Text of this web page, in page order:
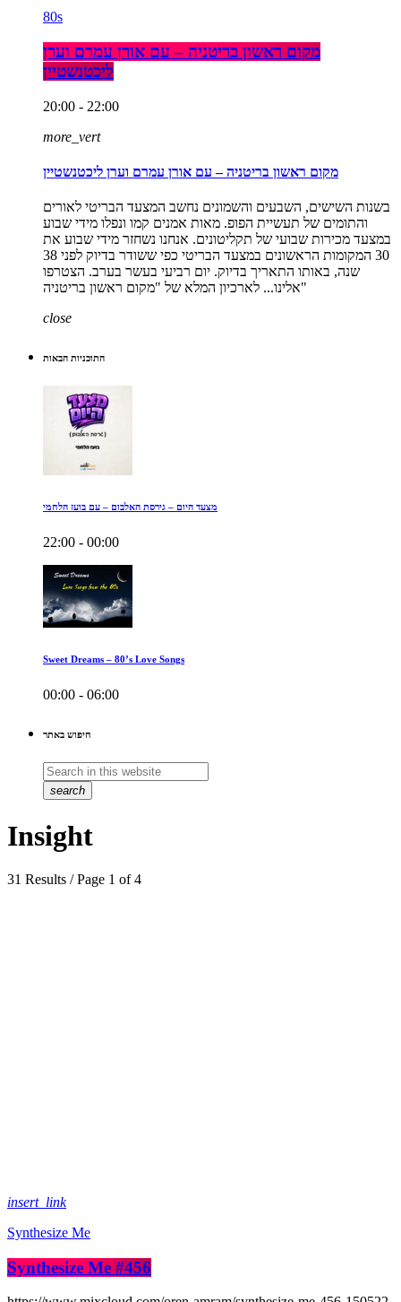
80s
מקום ראשון בריטניה – עם אורן עמרם וערן
ליכטנשטיין
20:00 - 22:00
more_vert
מקום ראשון בריטניה – עם אורן עמרם וערן ליכטנשטיין
בשנות השישים, השבעים והשמונים נחשב המצעד הבריטי לאורים
והתומים של תעשיית הפופ. מאות אמנים קמו ונפלו מידי שבוע
במצעד מכירות שבועי של תקליטונים. אנחנו נשחזר מידי שבוע את
30 המקומות הראשונים במצעד הבריטי כפי ששודר בדיוק לפני 38
שנה, באותו התאריך בדיוק. יום רביעי בעשר בערב. הצטרפו
אלינו... לארכיון המלא של "מקום ראשון בריטניה"
close
התוכניות הבאות
מצעד היום – גירסת האלבום – עם בועז הלחמי
22:00 - 00:00
Sweet Dreams – 80’s Love Songs
00:00 - 06:00
חיפוש באתר
search
Insight
31 Results / Page 1 of 4
insert_link
Synthesize Me
Synthesize Me #456